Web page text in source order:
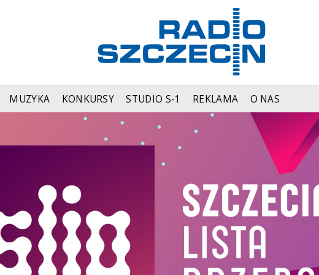
MUZYKA KONKURSY STUDIO S-1 REKLAMA O NAS